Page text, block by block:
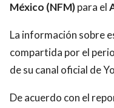
México (NFM)para el
La información sobre
compartida por el
de su canal oficial de
De acuerdo con el